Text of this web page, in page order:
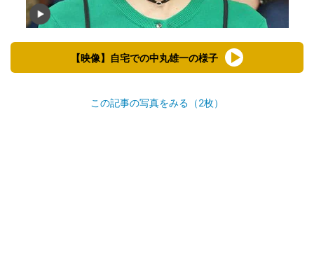
【映像】自宅での中丸雄一の様子
この記事の写真をみる（2枚）